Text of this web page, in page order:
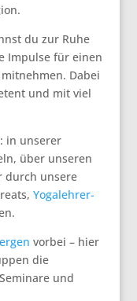
du zur Ruhe
Impulse für einen
Dabei
und mit viel
in unserer
über unseren
durch unsere
Yogalehrer-
vorbei – hier
die
und